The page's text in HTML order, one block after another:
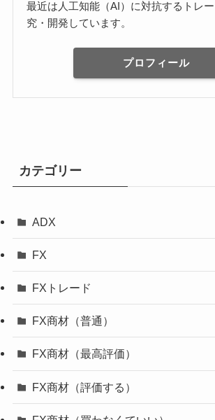
最近は人工知能（AI）に対抗するトレ
究・開発しています。
プロフィール
カテゴリー
ADX
FX
FXトレード
FX商材（普通）
FX商材（最高評価）
FX商材（評価する）